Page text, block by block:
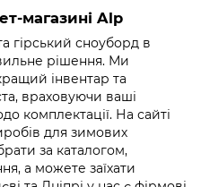
магазині Alp
гірський сноуборд в
рішення. Ми
інвентар та
враховуючи ваші
комплектації. На сайті
для зимових
за каталогом,
а можете заїхати